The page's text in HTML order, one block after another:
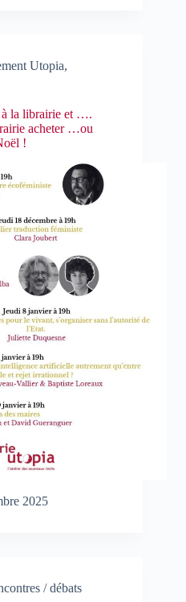
Utopia,
à la librairie et ….
acheter …ou
!
2025
/ débats